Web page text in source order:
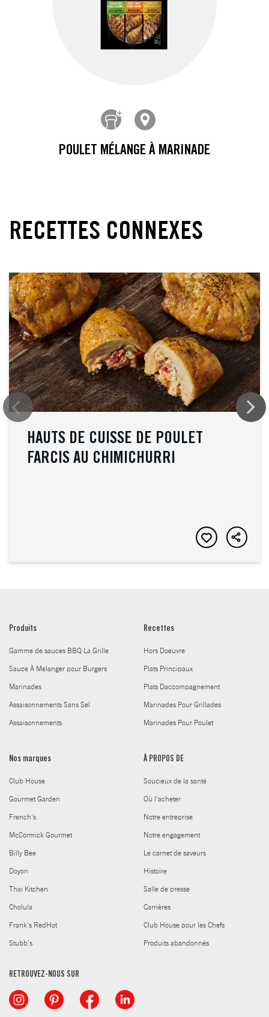
POULET MÉLANGE À MARINADE
RECETTES CONNEXES
HAUTS DE CUISSE DE POULET
FARCIS AU CHIMICHURRI
Produits
Gamme de sauces BBQ La Grille
Sauce À Melanger pour Burgers
Marinades
Assaisonnements Sans Sel
Assaisonnements
Recettes
Hors Doeuvre
Plats Principaux
Plats Daccompagnement
Marinades Pour Grillades
Marinades Pour Poulet
Nos marques
Club House
Gourmet Garden
French's
McCormick Gourmet
Billy Bee
Doyon
Thai Kitchen
Cholula
Frank's RedHot
Stubb's
À PROPOS DE
Soucieux de la santé
Où l'acheter
Notre entreprise
Notre engagement
Le carnet de saveurs
Histoire
Salle de presse
Carrières
Club House pour les Chefs
Produits abandonnés
RETROUVEZ-NOUS SUR